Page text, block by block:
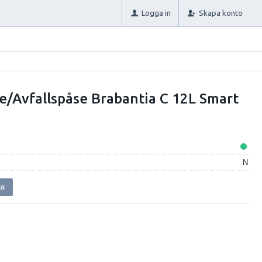
Logga in Skapa konto
Avfallspåse Brabantia C 12L Smart
N